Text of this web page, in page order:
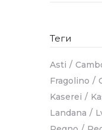
Теги
Asti
Fragolino
Kaserei
Landana